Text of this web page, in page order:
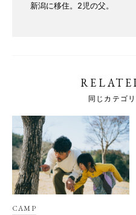
新潟に移住。2児の父。
同じカテゴ
CAMP